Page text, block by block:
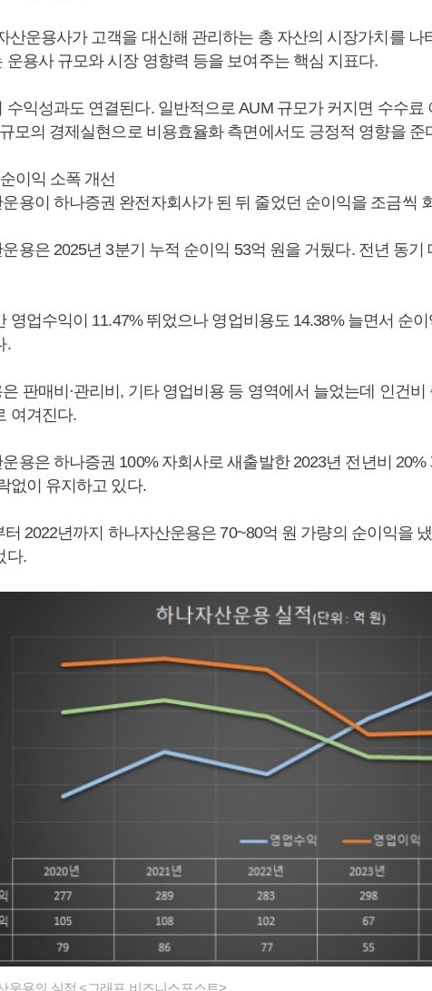
산운용사가 고객을 대신해 관리하는 총 자산의 시장가치를 나
운용사 규모와 시장 영향력 등을 보여주는 핵심 지표다.
수익성과도 연결된다. 일반적으로 AUM 규모가 커지면 수수료
모의 경제실현으로 비용효율화 측면에서도 긍정적 영향을 준
이익 소폭 개선
용이 하나증권 완전자회사가 된 뒤 줄었던 순이익을 조금씩
용은 2025년 3분기 누적 순이익 53억 원을 거뒀다. 전년 동기
영업수익이 11.47% 뛰었으나 영업비용도 14.38% 늘면서 순
.
판매비·관리비, 기타 영업비용 등 영역에서 늘었는데 인건비
여겨진다.
용은 하나증권 100% 자회사로 새출발한 2023년 전년비 20%
없이 유지하고 있다.
터 2022년까지 하나자산운용은 70~80억 원 가량의 순이익을
다.
운용의 실적 <그래프 비즈니스포스트>